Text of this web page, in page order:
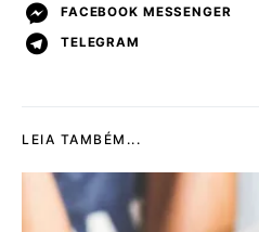
FACEBOOK MESSENGER
TELEGRAM
LEIA TAMBÉM...